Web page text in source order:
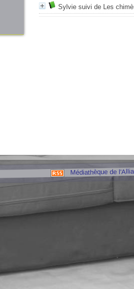
Sylvie suivi de Les
Médiathèque de